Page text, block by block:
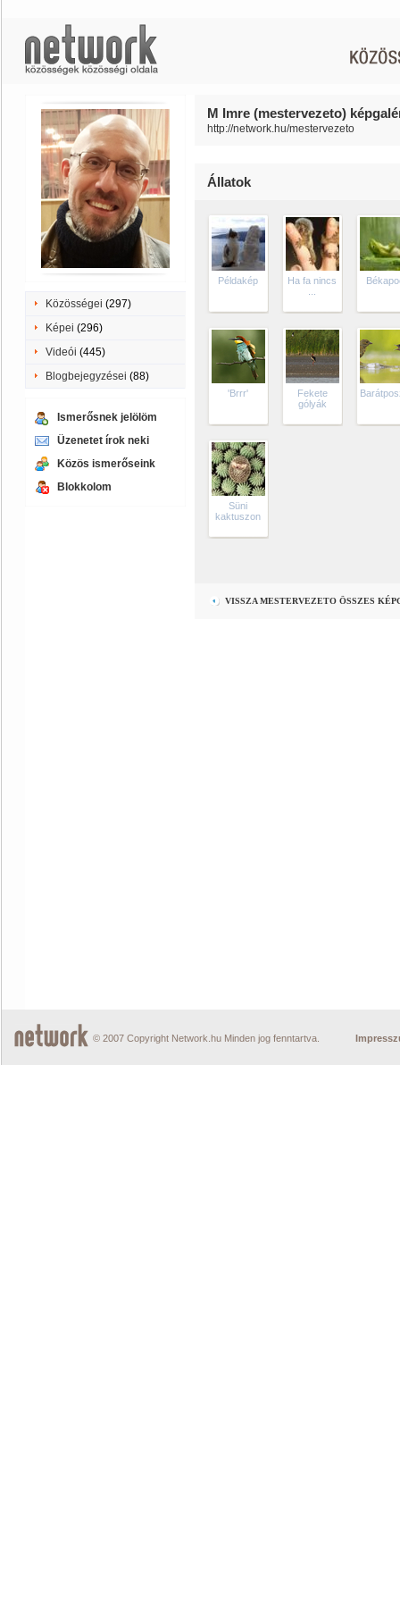
Közösségei (297)
Képei (296)
Videói (445)
Blogbejegyzései (88)
Ismerősnek jelölöm
Üzenetet írok neki
Közös ismerőseink
Blokkolom
M Imre (mestervezeto)
http://network.hu/mestervezeto
Állatok
Példakép
Ha fa nincs
'Brrr'
Fekete
gólyák
Süni
kaktuszon
VISSZA MESTERVEZETO ÖSSZES
© 2007 Copyright Network.hu Minden jog fenntartva.